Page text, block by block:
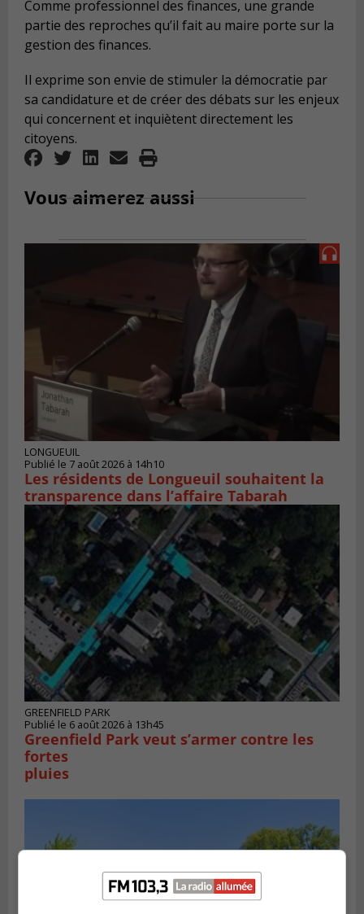
Comme professionnel des finances, une grande
partie des reproches qu’il fait au maire porte sur la
gestion des finances.
Il exprime son envie de stimuler la démocratie par
sa candidature et de créer des débats sur les enjeux
qui concernent et inquiètent directement les
citoyens.
Vous aimerez aussi
LONGUEUIL
Publié le 7 août 2026 à 14h10
Les résidents de Longueuil souhaitent la
transparence dans l’affaire Tabarah
GREENFIELD PARK
Publié le 6 août 2026 à 13h45
Greenfield Park veut s’armer contre les
fortes
pluies